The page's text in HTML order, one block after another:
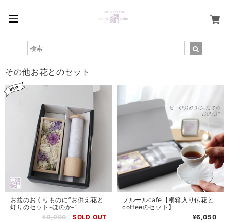
その他お花とのセット
お盆のおくりものに”お供え花と
灯りのセット-ほのか-”
¥9,900
SOLD OUT
フルールcafe【桐箱入り仏花と
coffeeのセット】
¥6,050